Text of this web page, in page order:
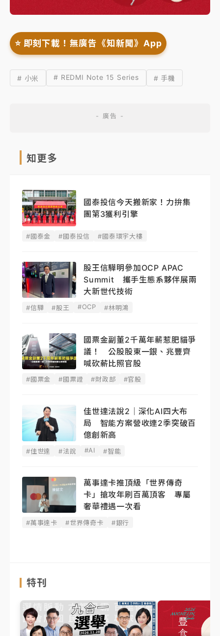
⭐️ 即刻下載！無廣告《知新聞》App
# 小米 # REDMI Note 15 Series # 手機
知更多
國泰投信今天搬新家！力拚集
團第3獲利引擎
#國泰金 #國泰投信 #國泰環宇大樓
股王信驊明參加OCP APAC
Summit 攜手生態系夥伴展兩
大新世代技術
#信驊 #股王 #OCP #林明鴻
國票金副董2千萬年薪惹肥貓爭
議！ 公股股東一銀、兆豐齊
喊砍薪比照官股
#國票金 #國票證 #財政部 #官股
佳世達法說2｜深化AI四大布
局 智能方案營收連2季突破百
億創新高
#佳世達 #法說 #AI #智能
萬事達卡推頂級「世界傳奇
卡」搶攻年刷百萬頂客 專屬
奢華禮遇一次看
#萬事達卡 #世界傳奇卡 #銀行
特刊